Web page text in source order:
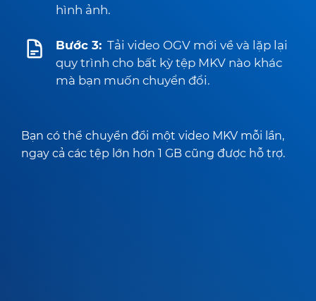
hình ảnh.
Bước 3: Tải video OGV mới về và lặp lại
quy trình cho bất kỳ tệp MKV nào khác
mà bạn muốn chuyển đổi.
Bạn có thể chuyển đổi một video MKV mỗi lần,
ngay cả các tệp lớn hơn 1 GB cũng được hỗ trợ.